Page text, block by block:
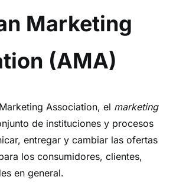
Marketing
(AMA)
Association, el marketing
de instituciones y procesos
entregar y cambiar las ofertas
los consumidores, clientes,
en general.